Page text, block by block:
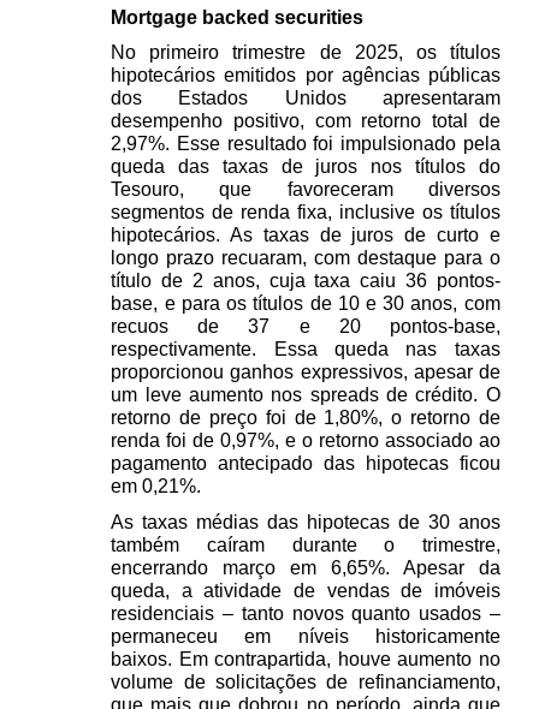
Mortgage backed securities
No primeiro trimestre de 2025, os títulos
hipotecários emitidos por agências públicas
dos Estados Unidos apresentaram
desempenho positivo, com retorno total de
2,97%. Esse resultado foi impulsionado pela
queda das taxas de juros nos títulos do
Tesouro, que favoreceram diversos
segmentos de renda fixa, inclusive os títulos
hipotecários. As taxas de juros de curto e
longo prazo recuaram, com destaque para o
título de 2 anos, cuja taxa caiu 36 pontos-
base, e para os títulos de 10 e 30 anos, com
recuos de 37 e 20 pontos-base,
respectivamente. Essa queda nas taxas
proporcionou ganhos expressivos, apesar de
um leve aumento nos spreads de crédito. O
retorno de preço foi de 1,80%, o retorno de
renda foi de 0,97%, e o retorno associado ao
pagamento antecipado das hipotecas ficou
em 0,21%.
As taxas médias das hipotecas de 30 anos
também caíram durante o trimestre,
encerrando março em 6,65%. Apesar da
queda, a atividade de vendas de imóveis
residenciais – tanto novos quanto usados –
permaneceu em níveis historicamente
baixos. Em contrapartida, houve aumento no
volume de solicitações de refinanciamento,
que mais que dobrou no período, ainda que